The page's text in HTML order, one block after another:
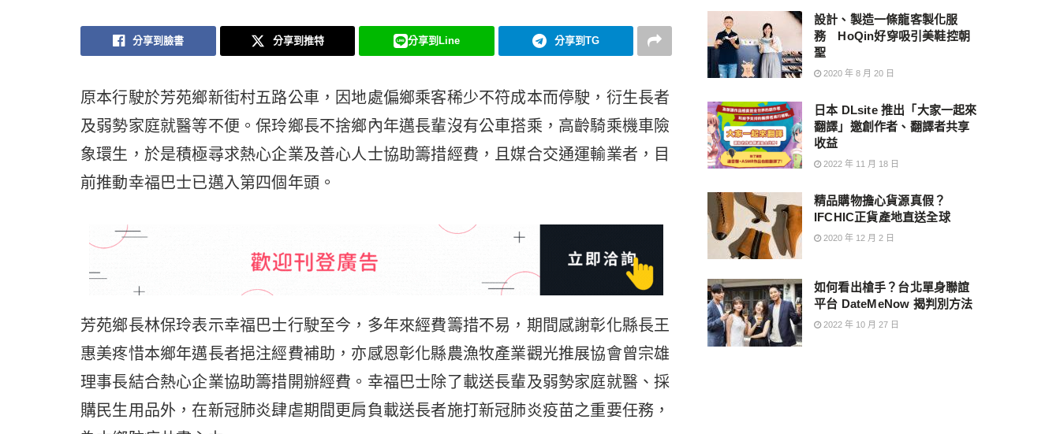
分享到臉書 分享到推特 分享到Line 分享到TG
原本行駛於芳苑鄉新街村五路公車，因地處偏鄉乘客稀少不符成本而停駛，衍生長者
及弱勢家庭就醫等不便。保玲鄉長不捨鄉內年邁長輩沒有公車搭乘，高齡騎乘機車險
象環生，於是積極尋求熱心企業及善心人士協助籌措經費，且媒合交通運輸業者，目
前推動幸福巴士已邁入第四個年頭。
芳苑鄉長林保玲表示幸福巴士行駛至今，多年來經費籌措不易，期間感謝彰化縣長王
惠美疼惜本鄉年邁長者挹注經費補助，亦感恩彰化縣農漁牧產業觀光推展協會曾宗雄
理事長結合熱心企業協助籌措開辦經費。幸福巴士除了載送長輩及弱勢家庭就醫、採
購民生用品外，在新冠肺炎肆虐期間更肩負載送長者施打新冠肺炎疫苗之重要任務，
設計、製造一條龍客製化服
務 HoQin好穿吸引美鞋控朝
聖
2020 年 8 月 20 日
日本 DLsite 推出「大家一起來
翻譯」邀創作者、翻譯者共享
收益
2022 年 11 月 18 日
精品購物擔心貨源真假？
IFCHIC正貨產地直送全球
2020 年 12 月 2 日
如何看出槍手？台北單身聯誼
平台 DateMeNow 揭判別方法
2022 年 10 月 27 日